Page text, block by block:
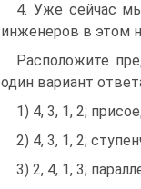
4. Уже сейчас
инженеров в этом
Расположите
один вариант
1) 4, 3, 1, 2;
2) 4, 3, 1, 2;
3) 2, 4, 1, 3;